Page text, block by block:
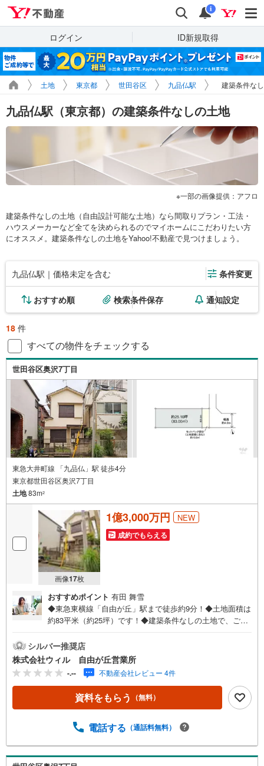
検索 通知
i
ログイン ID新規取得
土地 東京都 世田谷区 九品仏駅 建築条件な
九品仏駅（東京都）の建築条件なしの土地
一部の画像提供：アフロ
建築条件なしの土地（自由設計可能な土地）なら間取りプラン・工法・
ハウスメーカーなど全てを決められるのでマイホームにこだわりたい方
にオススメ。建築条件なしの土地をYahoo!不動産で見つけましょう。
九品仏駅｜価格未定を含む 条件変更
おすすめ順 検索条件保存 通知設定
18 件
すべての物件をチェックする
世田谷区奥沢7丁目
東急大井町線 「九品仏」駅 徒歩4分
東京都世田谷区奥沢7丁目
土地83m2
画像17枚
1億3,000万円 NEW
成約でもらえる
おすすめポイント 有田 舞雪
◆東急東横線「自由が丘」駅まで徒歩約9分！◆土地面積は
約83平米（約25坪）です！◆建築条件なしの土地で、ご家
◆現況は更地ですので、解体費用が抑えられ、引き渡し後
はスムーズな着工が可能です！◆南東側道路に面し暖かい
陽光を感じられるお住まいが建てられそうですね！◆「九
品仏小学校」まで徒歩約6分、「八幡中学校」まで徒歩約7
分、子育て世帯にもおすすめの立地です！◆「プチマルシ
ェ FUJI（九品仏駅前店）」まで徒歩約3分！スーパーが複
間 10:00～19:00】上記時間はお電話が繋がりやすくなって
場合は「室内・現地を見学する（無料）」ボタンよりご希
望の日時をご記入いただけますとスムーズにご案内が可能
シルバー推奨店
株式会社ウィル 自由が丘営業所
-.-- 不動産会社レビュー 4件
資料をもらう （無料）
電話する （通話料無料）